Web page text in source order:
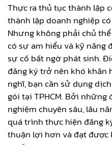
Thực ra thủ tục thành lập
thành lập doanh nghiệp
Nhưng không phải chủ
có sự am hiểu và kỹ năng
sự cố bất ngờ phát sinh.
đăng ký trở nên khó khăn
nghĩ, bạn cần sử dụng
gói tại TPHCM. Bởi
nghiệm chuyên sâu, lâu
quá trình thực hiện đăng
thuận lợi hơn và đạt được